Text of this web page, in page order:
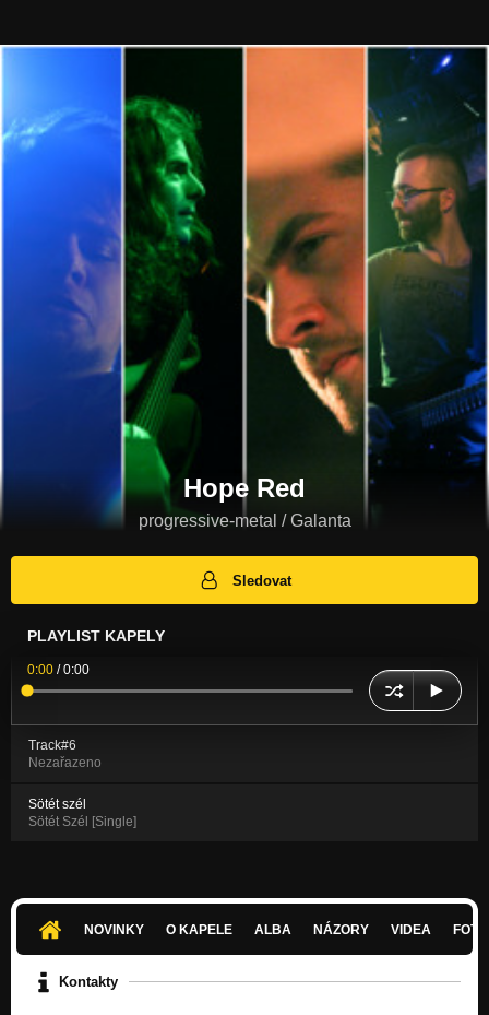
Hope Red
progressive-metal / Galanta
Sledovat
PLAYLIST KAPELY
0:00 /0:00
Track#6
Nezařazeno
Sötét szél
Sötét Szél [Single]
NOVINKY O KAPELE ALBA NÁZORY VIDEA
Kontakty